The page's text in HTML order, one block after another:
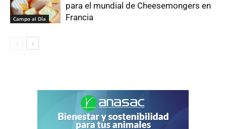
Campo al Día
para el mundial de Cheesemongers en
Francia